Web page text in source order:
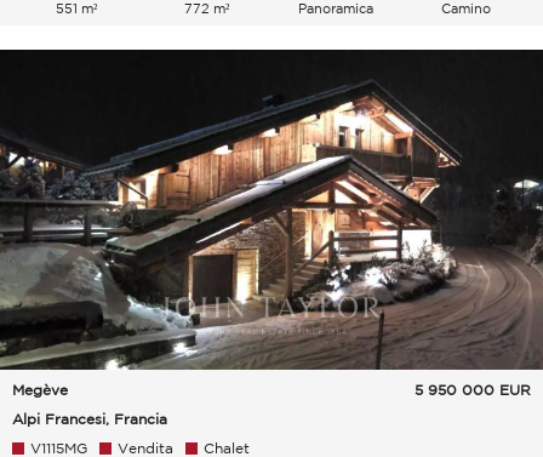
551 m² 772 m²
Panoramica
Camino
Megève
Alpi Francesi, Francia
5 950 000 EUR
V1115MG Vendita Chalet